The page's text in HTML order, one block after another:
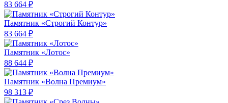
83 664 ₽
Памятник «Строгий Контур»
83 664 ₽
Памятник «Лотос»
88 644 ₽
Памятник «Волна Премиум»
98 313 ₽